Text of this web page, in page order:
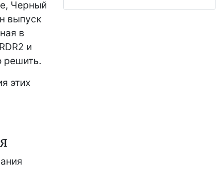
Черный
выпуск
в
и
решить.
этих